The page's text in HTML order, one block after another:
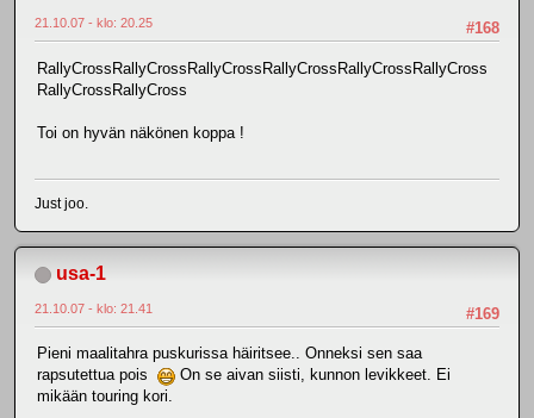
#168
21.10.07 - klo: 20.25
RallyCrossRallyCrossRallyCrossRallyCrossRallyCrossRallyCross
RallyCrossRallyCross
Toi on hyvän näkönen koppa !
Just joo.
usa-1
#169
21.10.07 - klo: 21.41
Pieni maalitahra puskurissa häiritsee.. Onneksi sen saa
rapsutettua pois
On se aivan siisti, kunnon levikkeet. Ei
mikään touring kori.